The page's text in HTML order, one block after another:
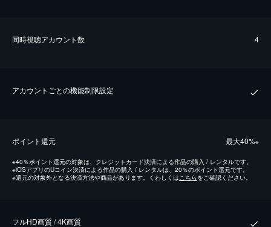
同時視聴アカウント数 4
アカウントごとの機能制限設定
ポイント還元 最⼤40%※
※40％ポイント還元の対象は、クレジットカード決済による作品の購入 / レンタルです。
※iOSアプリのUコイン決済による作品の購入 / レンタルは、20％のポイント還元です。
※還元の対象外となる決済方法や商品があります。くわしくは こちらをご確認ください。
フルHD画質 / 4K画質